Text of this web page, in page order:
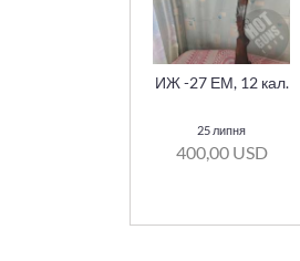
ИЖ -27 ЕМ, 12 кал.
25 липня
400,00 USD